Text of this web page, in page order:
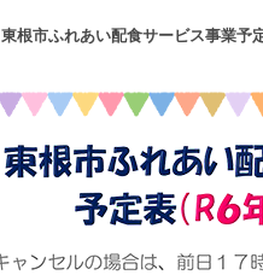
東根市ふれあい配食サービス事業予